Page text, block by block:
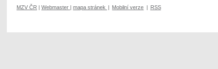
MZV ČR | Webmaster | mapa stránek | Mobilní verze | RSS